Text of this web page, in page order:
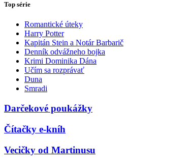
Top série
Romantické úteky
Harry Potter
Kapitán Stein a Notár Barbarič
Denník odvážneho bojka
Krimi Dominika Dána
Učím sa rozprávať
Duna
Smradi
Darčekové poukážky
Čítačky e-kníh
Vecičky od Martinusu